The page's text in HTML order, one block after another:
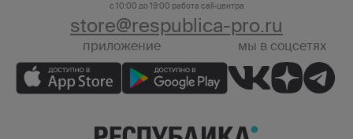
с 10:00 до 19:00 работа call-центра
store@respublica-pro.ru
приложение мы в соцсетях